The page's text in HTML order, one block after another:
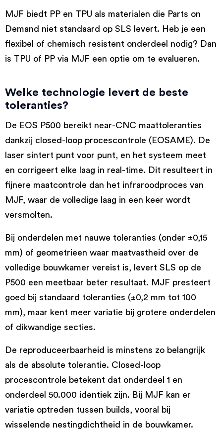
MJF biedt PP en TPU als materialen die Parts on
Demand niet standaard op SLS levert. Heb je een
flexibel of chemisch resistent onderdeel nodig? Dan
is TPU of PP via MJF een optie om te evalueren.
Welke technologie levert de beste
toleranties?
De EOS P500 bereikt near-CNC maattoleranties
dankzij closed-loop procescontrole (EOSAME). De
laser sintert punt voor punt, en het systeem meet
en corrigeert elke laag in real-time. Dit resulteert in
fijnere maatcontrole dan het infraroodproces van
MJF, waar de volledige laag in een keer wordt
versmolten.
Bij onderdelen met nauwe toleranties (onder ±0,15
mm) of geometrieen waar maatvastheid over de
volledige bouwkamer vereist is, levert SLS op de
P500 een meetbaar beter resultaat. MJF presteert
goed bij standaard toleranties (±0,2 mm tot 100
mm), maar kent meer variatie bij grotere onderdelen
of dikwandige secties.
De reproduceerbaarheid is minstens zo belangrijk
als de absolute tolerantie. Closed-loop
procescontrole betekent dat onderdeel 1 en
onderdeel 50.000 identiek zijn. Bij MJF kan er
variatie optreden tussen builds, vooral bij
wisselende nestingdichtheid in de bouwkamer.